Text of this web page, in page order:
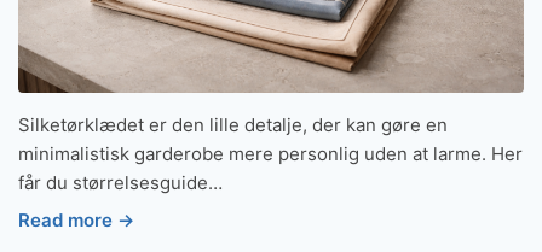
Silketørklædet er den lille detalje, der kan gøre en
minimalistisk garderobe mere personlig uden at larme. Her
får du størrelsesguide…
Read more →